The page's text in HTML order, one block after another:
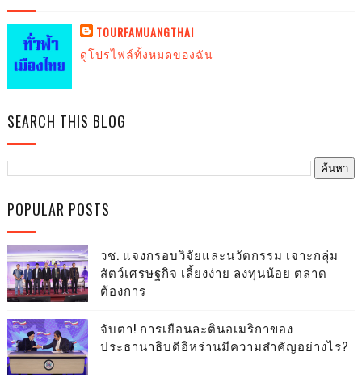
TOURFAMUANGTHAI
ดูโปรไฟล์ทั้งหมดของฉัน
SEARCH THIS BLOG
POPULAR POSTS
วช. แจงกรอบวิจัยและนวัตกรรม เจาะกลุ่ม
สัตว์เศรษฐกิจ เลี้ยงง่าย ลงทุนน้อย ตลาด
ต้องการ
จับตา! การเยือนละตินอเมริกาของ
ประธานาธิบดีอิหร่านมีความสำคัญอย่างไร?